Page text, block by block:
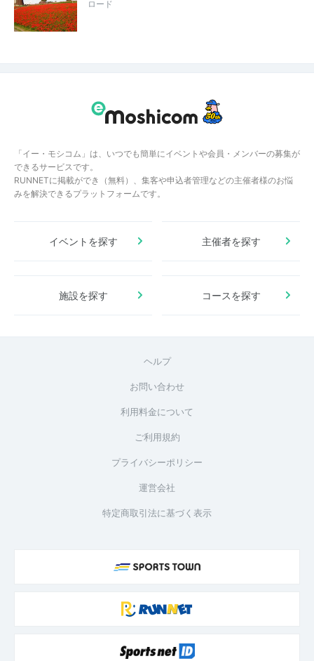
ロード
「イー・モシコム」は、いつでも簡単にイベントや会員・メンバーの募集が
できるサービスです。
RUNNETに掲載ができ（無料）、集客や申込者管理などの主催者様のお悩
みを解決できるプラットフォームです。
イベントを探す 主催者を探す
施設を探す コースを探す
ヘルプ
お問い合わせ
利用料金について
ご利用規約
プライバシーポリシー
運営会社
特定商取引法に基づく表示